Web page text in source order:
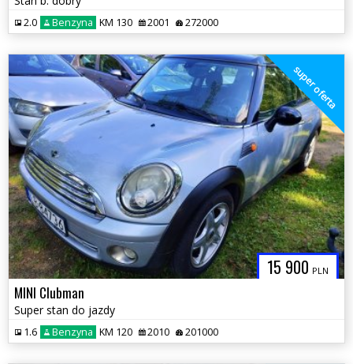
2.0 Benzyna KM 130 2001 272000
15 900 PLN
super oferta
MINI Clubman
Super stan do jazdy
1.6 Benzyna KM 120 2010 201000